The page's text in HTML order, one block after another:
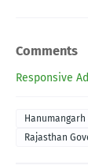
Comments
Responsive
Hanumangarh
Rajasthan